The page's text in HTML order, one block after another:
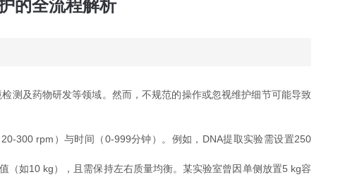
的全流程解析
及药物研发等领域。然而，不规范的操作或忽视维护细节可能导致
300 rpm）与时间（0-999分钟）。例如，DNA提取实验需设置250
如10 kg），且需保持左右质量均衡。某实验室曾因单侧放置5 kg容